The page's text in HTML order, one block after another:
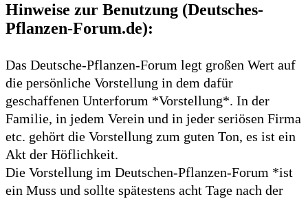
Hinweise zur Benutzung (Deutsches-
Pflanzen-Forum.de):
Das Deutsche-Pflanzen-Forum legt großen Wert auf
die persönliche Vorstellung in dem dafür
geschaffenen Unterforum *Vorstellung*. In der
Familie, in jedem Verein und in jeder seriösen Firma
etc. gehört die Vorstellung zum guten Ton, es ist ein
Akt der Höflichkeit.
Die Vorstellung im Deutschen-Pflanzen-Forum *ist
ein Muss und sollte spätestens acht Tage nach der